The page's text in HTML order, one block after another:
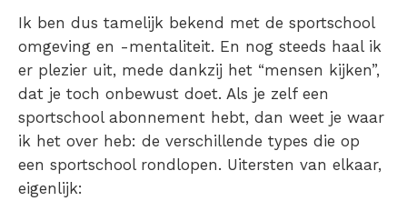
Ik ben dus tamelijk bekend met de sportschool
omgeving en -mentaliteit. En nog steeds haal ik
er plezier uit, mede dankzij het “mensen kijken”,
dat je toch onbewust doet. Als je zelf een
sportschool abonnement hebt, dan weet je waar
ik het over heb: de verschillende types die op
een sportschool rondlopen. Uitersten van elkaar,
eigenlijk: